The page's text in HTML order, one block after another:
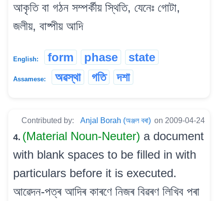
আকৃতি বা গঠন সম্পৰ্কীয় স্থিতি, যেনেঃ গোটা,
জলীয়, বাষ্পীয় আদি
English: form phase state
Assamese: অৱস্থা গতি দশা
Contributed by: Anjal Borah (অঞ্জল বৰা) on 2009-04-24
4. (Material Noun-Neuter) a document
with blank spaces to be filled in with
particulars before it is executed.
আৱেদন-পত্ৰ আদিৰ কাৰণে নিজৰ বিৱৰণ লিখিব পৰা